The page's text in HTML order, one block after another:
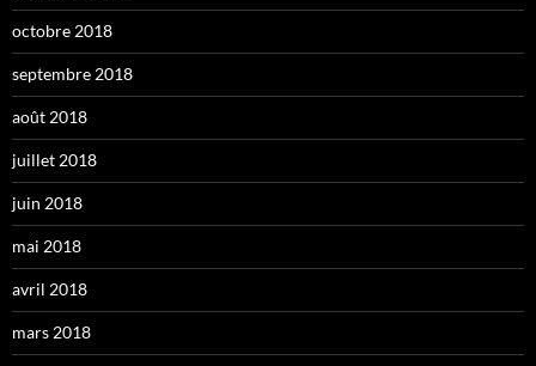
octobre 2018
septembre 2018
août 2018
juillet 2018
juin 2018
mai 2018
avril 2018
mars 2018